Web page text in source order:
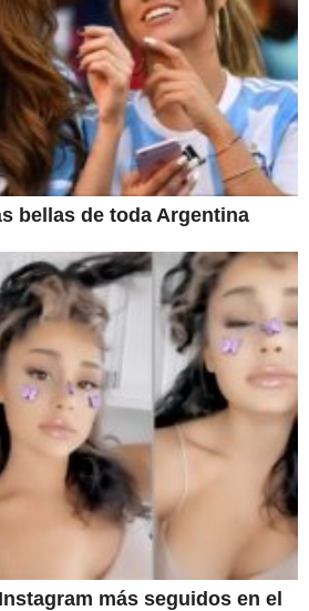
bellas de toda Argentina
más seguidos en el